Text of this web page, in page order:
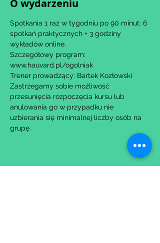
O wydarzeniu
Spotkania 1 raz w tygodniu po 90 minut: 6
spotkań praktycznych + 3 godziny
wykładów online.
Szczegółowy program:
www.hauvard.pl/ogolniak
Trener prowadzący: Bartek Kozłowski
Zastrzegamy sobie możliwość
przesunięcia rozpoczęcia kursu lub
anulowania go w przypadku nie
uzbierania się minimalnej liczby osób na
grupę.